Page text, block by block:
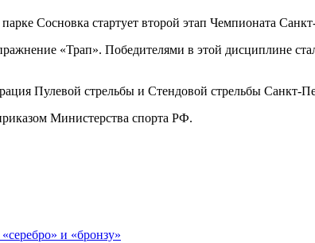
Сосновка стартует второй этап Чемпионата
«Трап». Победителями в этой дисциплине
Пулевой стрельбы и Стендовой стрельбы Санкт-
Министерства спорта РФ.
и «бронзу»